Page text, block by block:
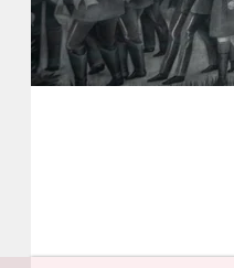
unterstützen
abo